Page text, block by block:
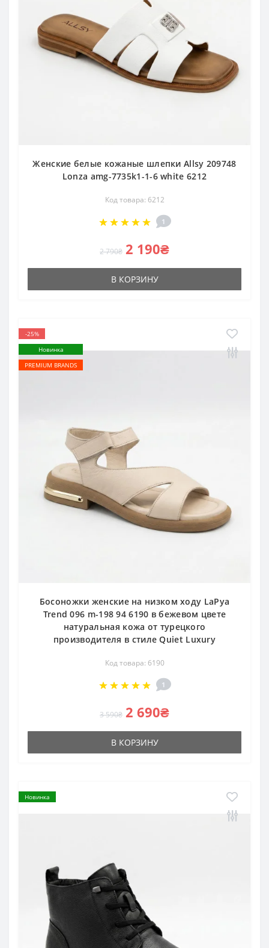
Женские белые кожаные шлепки Allsy 209748
Lonza amg-7735k1-1-6 white 6212
Код товара: 6212
1
2 790₴ 2 190₴
В КОРЗИНУ
-25%
Новинка
PREMIUM BRANDS
Босоножки женские на низком ходу LaPya
Trend 096 m-198 94 6190 в бежевом цвете
натуральная кожа от турецкого
производителя в стиле Quiet Luxury
Код товара: 6190
1
3 590₴ 2 690₴
В КОРЗИНУ
Новинка